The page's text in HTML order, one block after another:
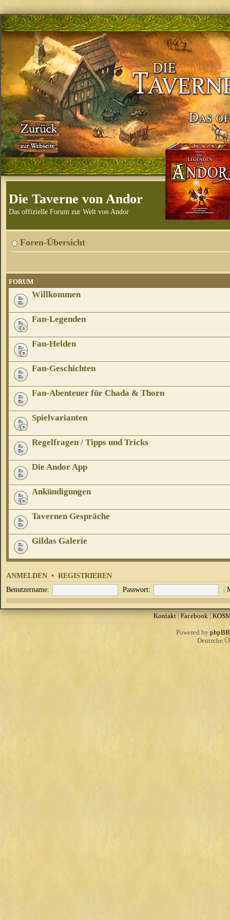
Die Taverne von Andor
Das offizielle Forum zur Welt von Andor
Foren-Übersicht
FORUM
Willkommen
Fan-Legenden
Fan-Helden
Fan-Geschichten
Fan-Abenteuer für Chada & Thorn
Spielvarianten
Regelfragen / Tipps und Tricks
Die Andor App
Ankündigungen
Tavernen Gespräche
Gildas Galerie
ANMELDEN • REGISTRIEREN
Benutzername: Passwort: |
Kontakt| Facebook|
Powered by phpBB
Deutsche